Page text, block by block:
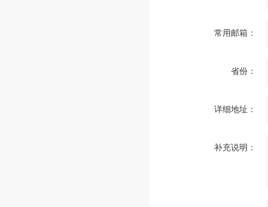
常用邮箱：
省份：
详细地址：
补充说明：